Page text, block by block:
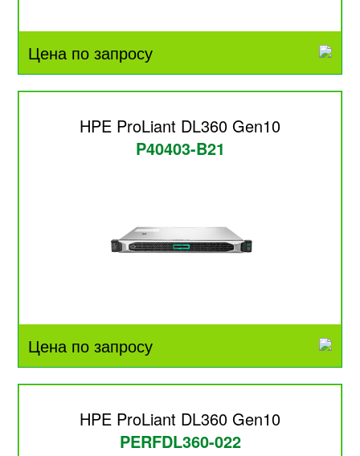
Цена по запросу
HPE ProLiant DL360 Gen10
P40403-B21
Цена по запросу
HPE ProLiant DL360 Gen10
PERFDL360-022